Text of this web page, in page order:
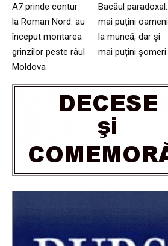
A7 prinde contur
la Roman Nord: au
început montarea
grinzilor peste râul
Moldova
Bacăul paradoxal:
mai puțini oameni
la muncă, dar și
mai puțini șomeri